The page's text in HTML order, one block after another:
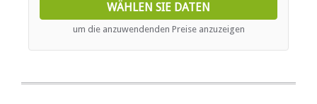
WÄHLEN SIE DATEN
um die anzuwendenden Preise anzuzeigen